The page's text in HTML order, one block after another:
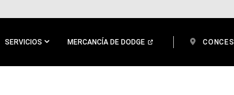
SERVICIOS MERCANCÍA DE DODGE